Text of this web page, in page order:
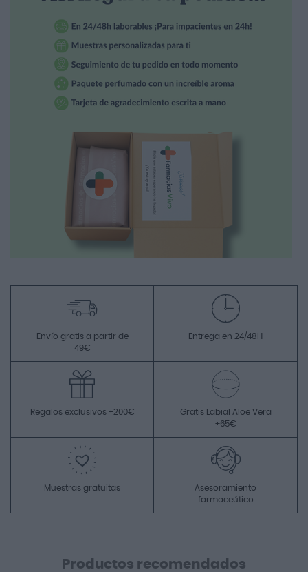
Envío gratis a partir de
49€
Entrega en 24/48H
Regalos exclusivos +200€
Gratis Labial Aloe Vera
+65€
Muestras gratuitas
Asesoramiento
farmaceútico
Productos recomendados